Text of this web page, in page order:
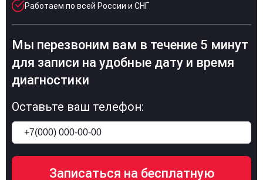
Работаем по всей России и СНГ
Мы перезвоним вам в течение 5 минут
для записи на удобные дату и время
диагностики
Оставьте ваш телефон: